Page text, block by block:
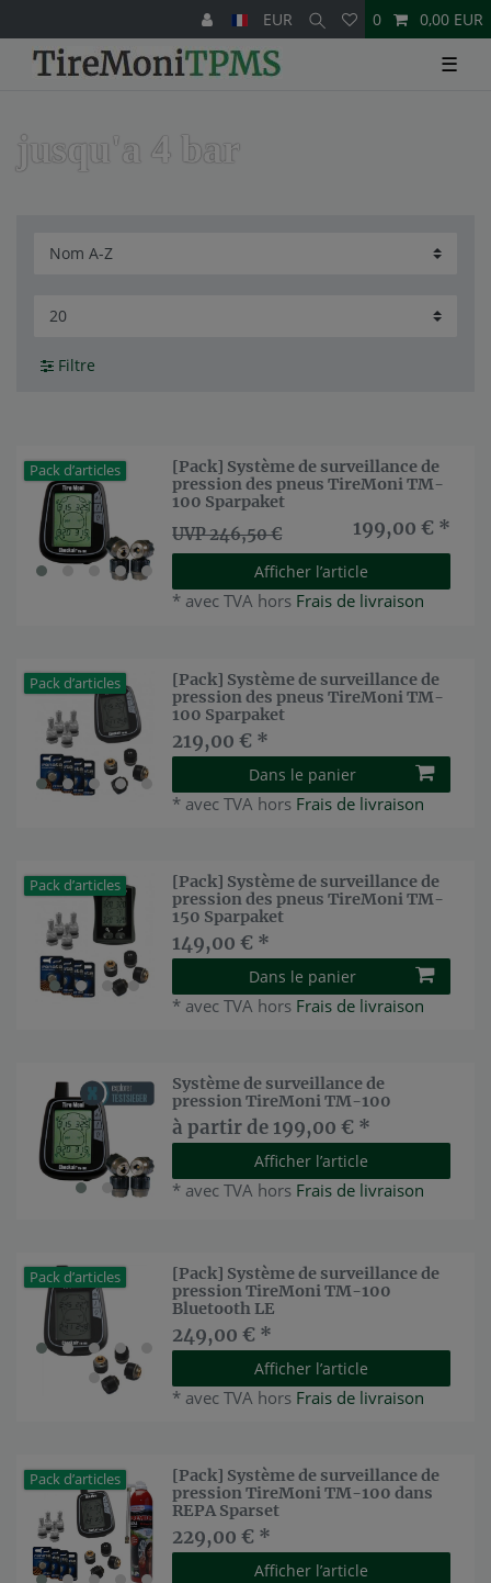
EUR 0 0,00 EUR
☰
jusqu'a 4 bar
Filtre
Pack d’articles
[Pack] Système de surveillance de
pression des pneus TireMoni TM-
100 Sparpaket
UVP 246,50 € 199,00 € *
Afficher l’article
* avec TVA hors Frais de livraison
Pack d’articles
[Pack] Système de surveillance de
pression des pneus TireMoni TM-
100 Sparpaket
219,00 € *
Dans le panier
* avec TVA hors Frais de livraison
Pack d’articles
[Pack] Système de surveillance de
pression des pneus TireMoni TM-
150 Sparpaket
149,00 € *
Dans le panier
* avec TVA hors Frais de livraison
Système de surveillance de
pression TireMoni TM-100
à partir de 199,00 € *
Afficher l’article
* avec TVA hors Frais de livraison
Pack d’articles
[Pack] Système de surveillance de
pression TireMoni TM-100
Bluetooth LE
249,00 € *
Afficher l’article
* avec TVA hors Frais de livraison
Pack d’articles
[Pack] Système de surveillance de
pression TireMoni TM-100 dans
REPA Sparset
229,00 € *
Afficher l’article